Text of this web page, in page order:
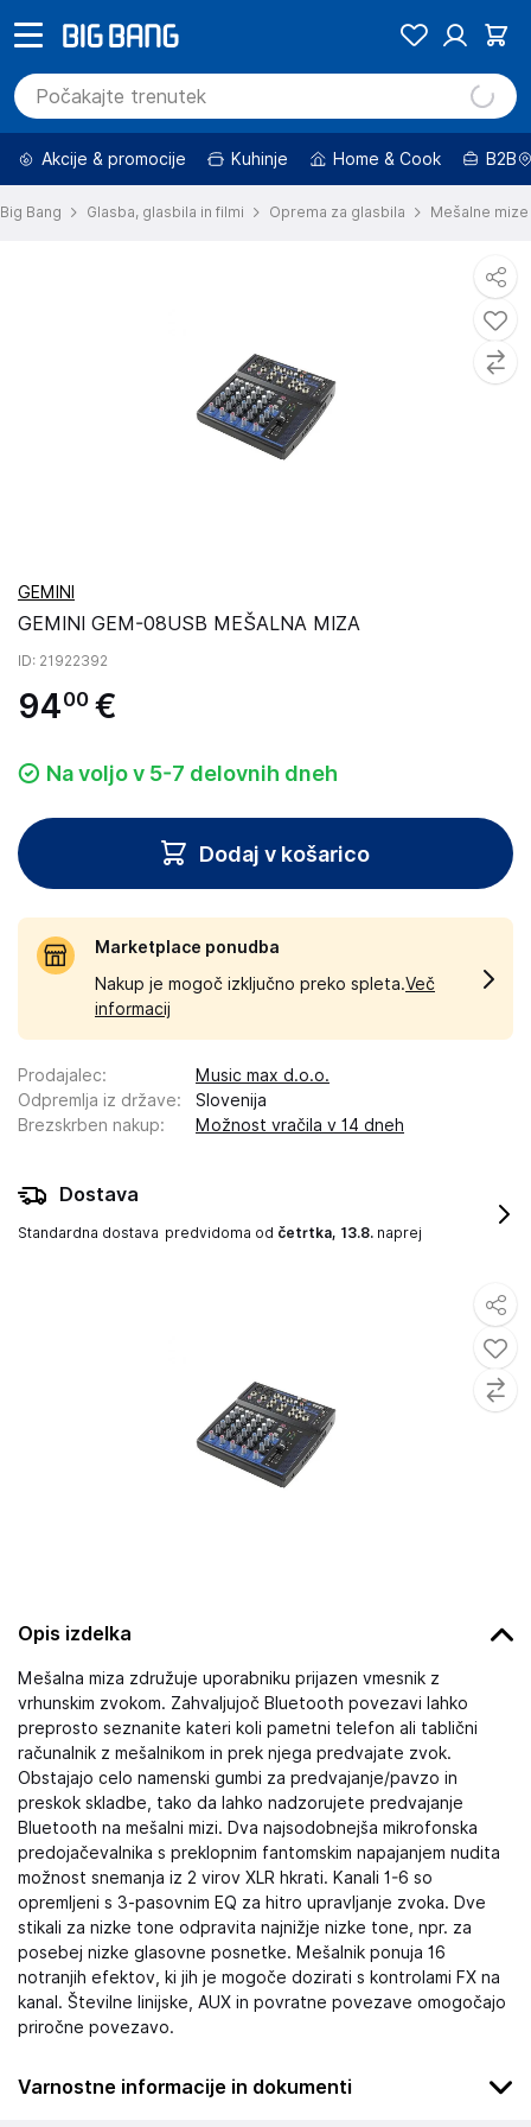
Akcije & promocije Kuhinje Home & Cook B2B
Big Bang Glasba, glasbila in filmi Oprema za glasbila Mešalne mize
Opis izdelka
Mešalna miza združuje uporabniku prijazen vmesnik z
vrhunskim zvokom. Zahvaljujoč Bluetooth povezavi lahko
preprosto seznanite kateri koli pametni telefon ali tablični
računalnik z mešalnikom in prek njega predvajate zvok.
Obstajajo celo namenski gumbi za predvajanje/pavzo in
preskok skladbe, tako da lahko nadzorujete predvajanje
Bluetooth na mešalni mizi. Dva najsodobnejša mikrofonska
predojačevalnika s preklopnim fantomskim napajanjem nudita
možnost snemanja iz 2 virov XLR hkrati. Kanali 1-6 so
opremljeni s 3-pasovnim EQ za hitro upravljanje zvoka. Dve
stikali za nizke tone odpravita najnižje nizke tone, npr. za
posebej nizke glasovne posnetke. Mešalnik ponuja 16
notranjih efektov, ki jih je mogoče dozirati s kontrolami FX na
kanal. Številne linijske, AUX in povratne povezave omogočajo
priročne povezavo.
Varnostne informacije in dokumenti
GEMINI
GEMINI GEM-08USB MEŠALNA MIZA
ID: 21922392
9400 €
Na voljo v 5-7 delovnih dneh
Dodaj v košarico
Marketplace ponudba
Nakup je mogoč izključno preko spleta.Več
informacij
Prodajalec:
Music max d.o.o.
Odpremlja iz države:
Slovenija
Brezskrben nakup: Možnost vračila v 14 dneh
Dostava
Standardna dostava predvidoma od četrtka, 13.8. naprej